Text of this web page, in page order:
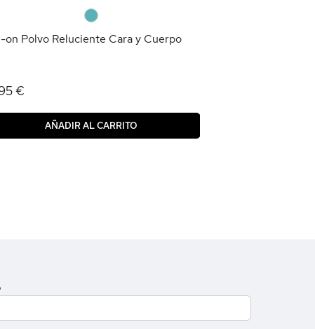
on Polvo Reluciente Cara y Cuerpo
€
AÑADIR AL CARRITO